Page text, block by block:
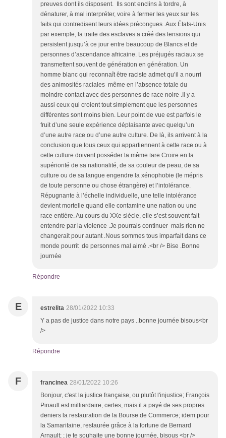
preuves dont ils disposent. Ils sont enclins à tordre, à
dénaturer, à mal interpréter, voire à fermer les yeux sur les
faits qui contredisent leurs idées préconçues .Aux États-Unis
par exemple, la traite des esclaves a créé des tensions qui
persistent jusqu’à ce jour entre beaucoup de Blancs et de
personnes d’ascendance africaine. Les préjugés raciaux se
transmettent souvent de génération en génération. Un
homme blanc qui reconnaît être raciste admet qu’il a nourri
des animosités raciales même en l’absence totale du
moindre contact avec des personnes de race noire .Il y a
aussi ceux qui croient tout simplement que les personnes
différentes sont moins bien. Leur point de vue est parfois le
fruit d’une seule expérience déplaisante avec quelqu’un
d’une autre race ou d’une autre culture. De là, ils arrivent à la
conclusion que tous ceux qui appartiennent à cette race ou à
cette culture doivent posséder la même tare.Croire en la
supériorité de sa nationalité, de sa couleur de peau, de sa
culture ou de sa langue engendre la xénophobie (le mépris
de toute personne ou chose étrangère) et l’intolérance.
Répugnante à l’échelle individuelle, une telle intolérance
devient mortelle quand elle contamine une nation ou une
race entière. Au cours du XXe siècle, elle s’est souvent fait
entendre par la violence .Je pourrais continuer mais rien ne
changerait pour autant .Nous sommes tous imparfait dans ce
monde pourrit de personnes mal aimé .<br /> Bise .Bonne
journée
Répondre
E estrelita 28/01/2022 10:33
Y a pas de justice dans notre pays ..bonne journée bisous<br
/>
Répondre
F francinea 28/01/2022 10:26
Bonjour, c'est la justice française, ou plutôt l'injustice; François
Pinault est milliardaire, certes, mais il a payé de ses propres
deniers la restauration de la Bourse de Commerce; idem pour
la Samaritaine, restaurée grâce à la fortune de Bernard
Arnault; ; je te souhaite une bonne journée, bisous <br />